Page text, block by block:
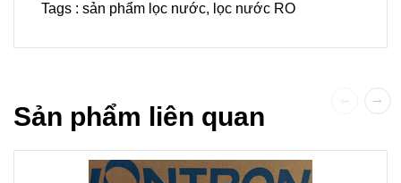
Tags : sản phẩm lọc nước, lọc nước RO
Sản phẩm liên quan